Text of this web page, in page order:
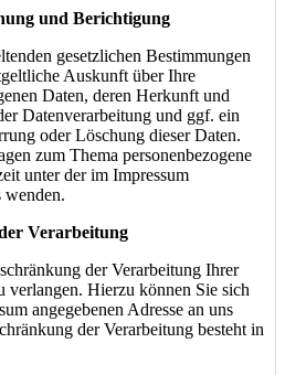
und Berichtigung
gesetzlichen Bestimmungen
Auskunft über Ihre
Daten, deren Herkunft und
Datenverarbeitung und ggf. ein
oder Löschung dieser Daten.
zum Thema personenbezogene
unter der im Impressum
wenden.
Verarbeitung
der Verarbeitung Ihrer
verlangen. Hierzu können Sie sich
angegebenen Adresse an uns
der Verarbeitung besteht in